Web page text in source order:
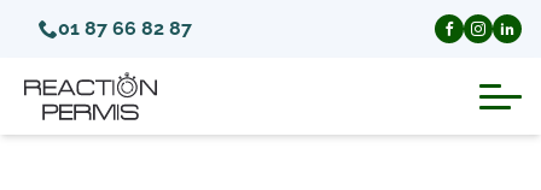
01 87 66 82 87